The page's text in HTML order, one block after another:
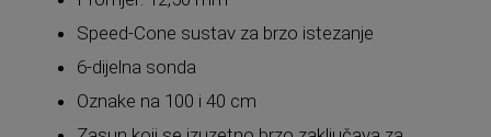
Speed-Cone sustav za brzo istezanje
6-dijelna sonda
Oznake na 100 i 40 cm